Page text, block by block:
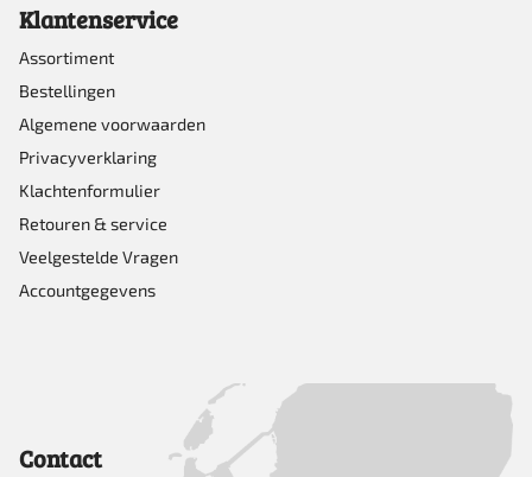
Klantenservice
Assortiment
Bestellingen
Algemene voorwaarden
Privacyverklaring
Klachtenformulier
Retouren & service
Veelgestelde Vragen
Accountgegevens
Contact